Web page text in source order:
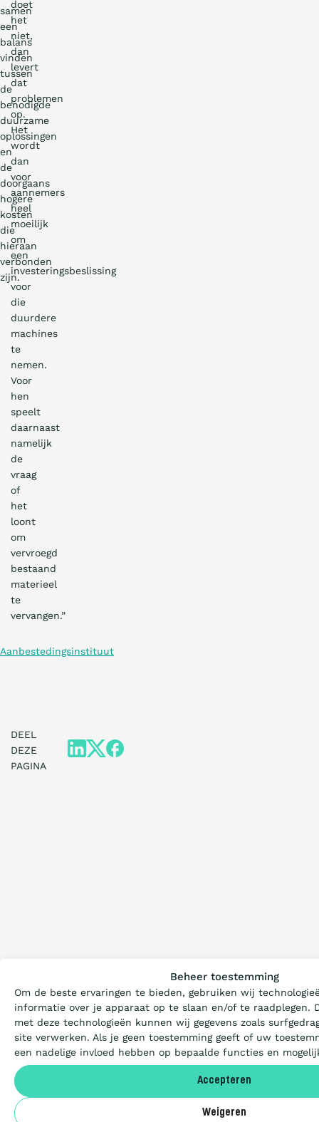
Beheer toestemming
Om de beste ervaringen te bieden, gebruiken wij
informatie over je apparaat op te slaan en/of te raadplegen.
met deze technologieën kunnen wij gegevens zoals
site verwerken. Als je geen toestemming geeft of uw
een nadelige invloed hebben op bepaalde functies en
Accepteren
Weigeren
samen
een
balans
vinden
tussen
de
benodigde
duurzame
oplossingen
en
de
doorgaans
hogere
kosten
die
hieraan
verbonden
zijn.
doet
het
niet,
dan
levert
dat
problemen
op.
Het
wordt
dan
voor
aannemers
heel
moeilijk
om
een
investeringsbeslissing
voor
die
duurdere
machines
te
nemen.
Voor
hen
speelt
daarnaast
namelijk
de
vraag
of
het
loont
om
vervroegd
bestaand
materieel
te
vervangen.”
Aanbestedingsinstituut
DEEL
DEZE
PAGINA
Certificeren
Aanbesteden
Deelnemers